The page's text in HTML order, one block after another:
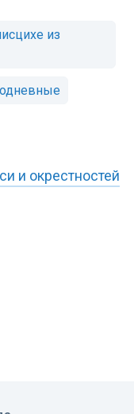
из
и окрестностей